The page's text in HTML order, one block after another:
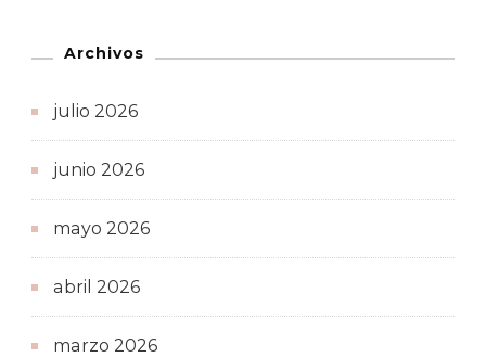
Archivos
julio 2026
junio 2026
mayo 2026
abril 2026
marzo 2026